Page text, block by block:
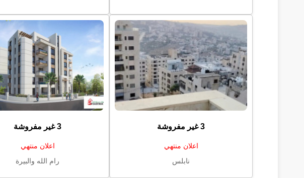
3 غير مفروشة
اعلان منتهي
نابلس
3 غير مفروشة
اعلان منتهي
رام الله والبيرة